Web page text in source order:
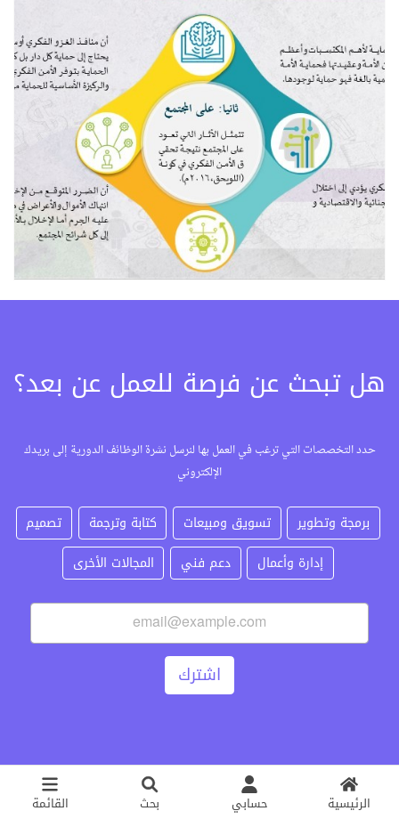
الرئيسية حسابي بحث القائمة
هل تبحث عن فرصة للعمل عن بعد؟
حدد التخصصات التي ترغب في العمل بها لنرسل نشرة الوظائف الدورية إلى بريدك
الإلكتروني
برمجة وتطوير تسويق ومبيعات كتابة وترجمة
تصميم
إدارة وأعمال
دعم فني المجالات الأخرى
اشترك